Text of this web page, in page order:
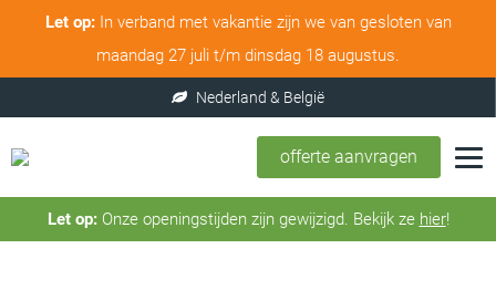
Let op:In verband met vakantie zijn we van gesloten van
maandag 27 juli t/m dinsdag 18 augustus.
offerte aanvragen
Let op:Onze openingstijden zijn gewijzigd. Bekijk ze hier!